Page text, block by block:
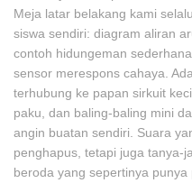
Meja latar belakang kami
siswa sendiri: diagram aliran
contoh hidungeman
sensor merespons cahaya.
terhubung ke papan sirkuit
paku, dan baling-baling mini
angin buatan sendiri. Suara
penghapus, tetapi juga tanya-
beroda yang sepertinya